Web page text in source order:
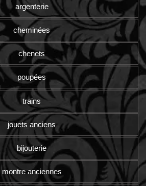
argenterie
cheminées
chenets
poupées
trains
jouets anciens
bijouterie
montre anciennes